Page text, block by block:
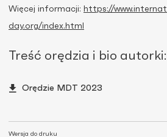
Wersja do druku
Więcej informacji: https://
day.org/index.html
Treść orędzia i bio autorki:
Orędzie MDT 2023